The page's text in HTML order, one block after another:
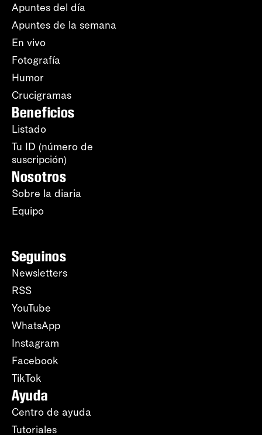
Apuntes del día
Apuntes de la semana
En vivo
Fotografía
Humor
Crucigramas
Beneficios
Listado
Tu ID (número de
suscripción)
Nosotros
Sobre la diaria
Equipo
Seguinos
Newsletters
RSS
YouTube
WhatsApp
Instagram
Facebook
TikTok
Ayuda
Centro de ayuda
Tutoriales